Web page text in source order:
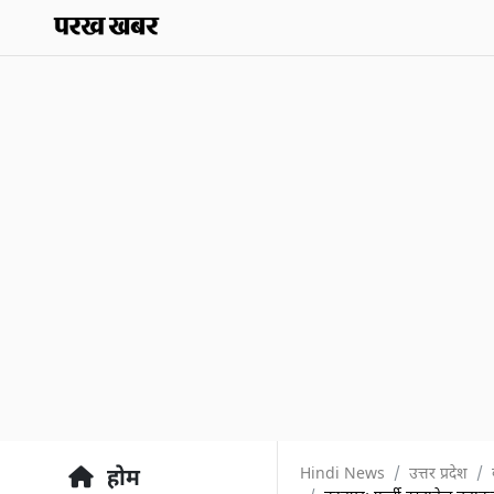
होम
Hindi News उत्तर प्रदेश